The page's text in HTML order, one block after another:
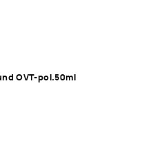
OVT-pol.50ml